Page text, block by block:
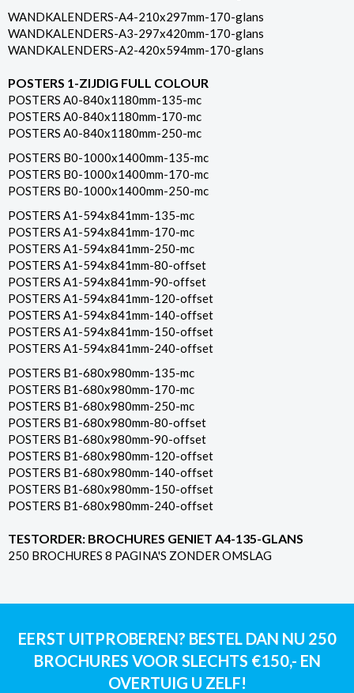
WANDKALENDERS-A4-210x297mm-170-glans
WANDKALENDERS-A3-297x420mm-170-glans
WANDKALENDERS-A2-420x594mm-170-glans
POSTERS 1-ZIJDIG FULL COLOUR
POSTERS A0-840x1180mm-135-mc
POSTERS A0-840x1180mm-170-mc
POSTERS A0-840x1180mm-250-mc
POSTERS B0-1000x1400mm-135-mc
POSTERS B0-1000x1400mm-170-mc
POSTERS B0-1000x1400mm-250-mc
POSTERS A1-594x841mm-135-mc
POSTERS A1-594x841mm-170-mc
POSTERS A1-594x841mm-250-mc
POSTERS A1-594x841mm-80-offset
POSTERS A1-594x841mm-90-offset
POSTERS A1-594x841mm-120-offset
POSTERS A1-594x841mm-140-offset
POSTERS A1-594x841mm-150-offset
POSTERS A1-594x841mm-240-offset
POSTERS B1-680x980mm-135-mc
POSTERS B1-680x980mm-170-mc
POSTERS B1-680x980mm-250-mc
POSTERS B1-680x980mm-80-offset
POSTERS B1-680x980mm-90-offset
POSTERS B1-680x980mm-120-offset
POSTERS B1-680x980mm-140-offset
POSTERS B1-680x980mm-150-offset
POSTERS B1-680x980mm-240-offset
TESTORDER: BROCHURES GENIET A4-135-GLANS
250 BROCHURES 8 PAGINA'S ZONDER OMSLAG
EERST UITPROBEREN? BESTEL DAN NU 250
BROCHURES VOOR SLECHTS €150,- EN
OVERTUIG U ZELF!